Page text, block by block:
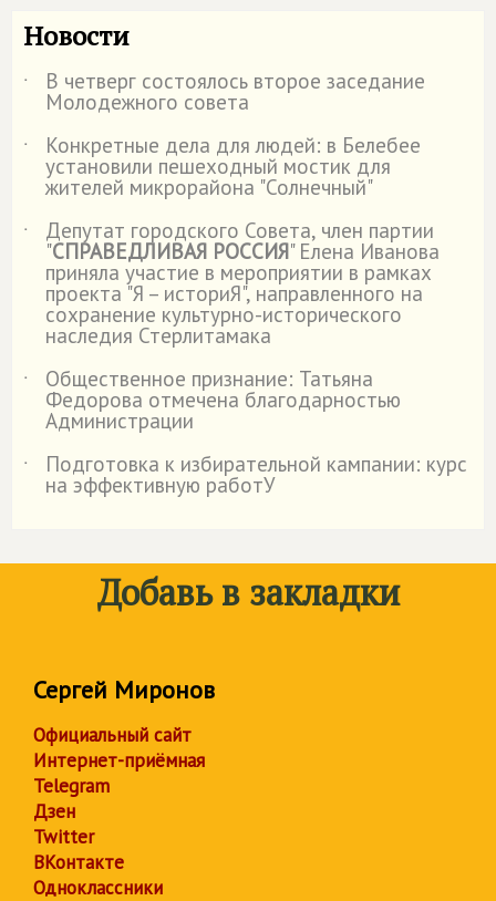
Новости
˙ В четверг состоялось второе заседание
Молодежного совета
˙
Конкретные дела для людей: в Белебее
установили пешеходный мостик для
жителей микрорайона "Солнечный"
˙
Депутат городского Совета, член партии
"СПРАВЕДЛИВАЯ РОССИЯ" Елена Иванова
приняла участие в мероприятии в рамках
проекта "Я – историЯ", направленного на
сохранение культурно-исторического
наследия Стерлитамака
˙
Общественное признание: Татьяна
Федорова отмечена благодарностью
Администрации
˙
Подготовка к избирательной кампании: курс
на эффективную работУ
Добавь в закладки
Сергей Миронов
Официальный сайт
Интернет-приёмная
Telegram
Дзен
Twitter
ВКонтакте
Одноклассники